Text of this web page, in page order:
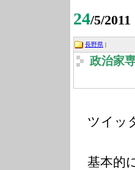
24/5/2011
長野県 |
政治家
ツイッ
基本的